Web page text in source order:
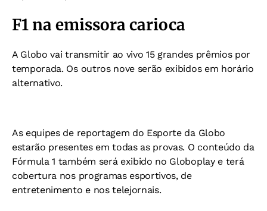
F1 na emissora carioca
A Globo vai transmitir ao vivo 15 grandes prêmios por
temporada. Os outros nove serão exibidos em horário
alternativo.
As equipes de reportagem do Esporte da Globo
estarão presentes em todas as provas. O conteúdo da
Fórmula 1 também será exibido no Globoplay e terá
cobertura nos programas esportivos, de
entretenimento e nos telejornais.